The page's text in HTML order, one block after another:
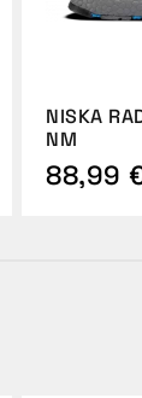
NISKA
NM
88,99